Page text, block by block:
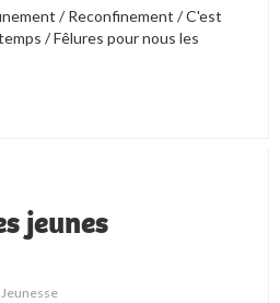
/ Reconfinement / C'est
/ Fêlures pour nous les
jeunes
Jeunesse